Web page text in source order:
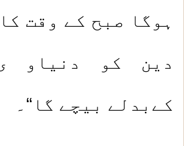
ہوگا صبح کے وقت
دین کو دنیاو
کےبدلے بیچے گا“۔